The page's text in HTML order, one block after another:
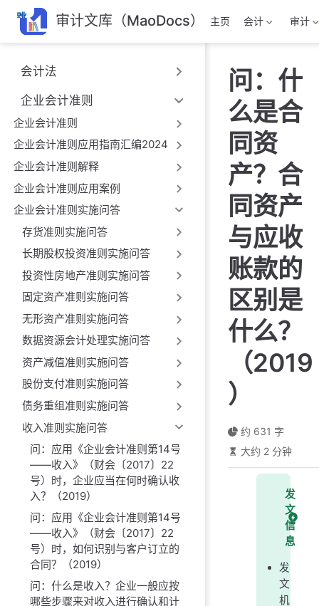
跳
至
主
內
容
审计文库（MaoDocs） 主页 会计 审计
会计法
企业会计准则
企业会计准则
企业会计准则应用指南汇编2024
企业会计准则解释
企业会计准则应用案例
企业会计准则实施问答
存货准则实施问答
长期股权投资准则实施问答
投资性房地产准则实施问答
固定资产准则实施问答
无形资产准则实施问答
数据资源会计处理实施问答
资产减值准则实施问答
股份支付准则实施问答
债务重组准则实施问答
收入准则实施问答
问：应用《企业会计准则第14号
——收入》（财会〔2017〕22
号）时，企业应当在何时确认收
入？（2019）
问：应用《企业会计准则第14号
——收入》（财会〔2017〕22
号）时，如何识别与客户订立的
合同？（2019）
问：什么是收入？企业一般应按
哪些步骤来对收入进行确认和计
问：什
么是合
同资
产？合
同资产
与应收
账款的
区别是
什么？
（2019
）
约 631 字
大约 2 分钟
发
文
信
息
发
文
机